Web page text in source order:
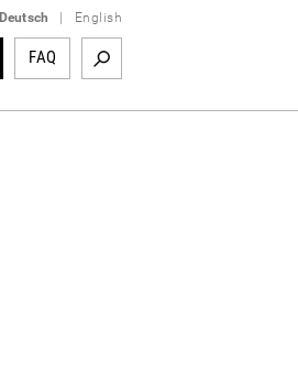
Deutsch English
FAQ